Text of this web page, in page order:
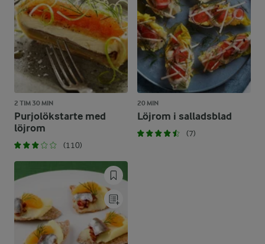
2 TIM 30 MIN
Purjolökstarte med
löjrom
(110)
20 MIN
Löjrom i salladsblad
(7)